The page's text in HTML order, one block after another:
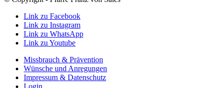
Link zu Facebook
Link zu Instagram
Link zu WhatsApp
Link zu Youtube
Missbrauch & Prävention
Wünsche und Anregungen
Impressum & Datenschutz
Login